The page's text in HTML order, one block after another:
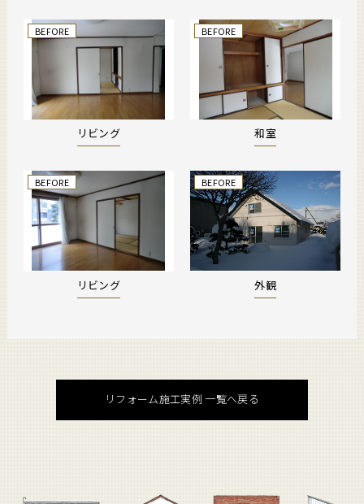
BEFORE
リビング
BEFORE
和室
BEFORE
リビング
BEFORE
外観
リフォーム施工実例 一覧へ戻る